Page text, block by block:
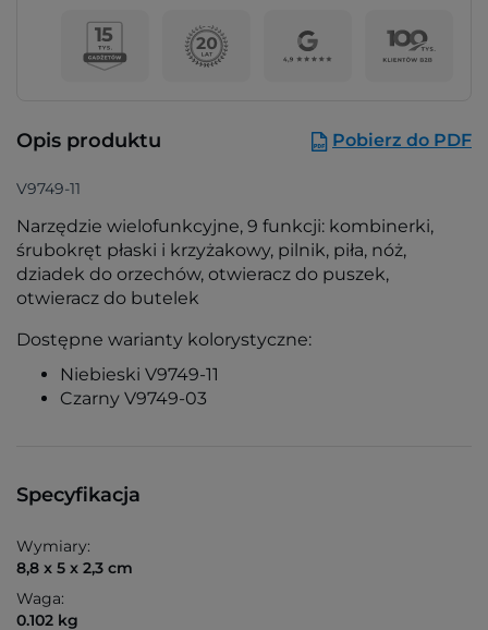
Opis produktu Pobierz do PDF
V9749-11
Narzędzie wielofunkcyjne, 9 funkcji: kombinerki,
śrubokręt płaski i krzyżakowy, pilnik, piła, nóż,
dziadek do orzechów, otwieracz do puszek,
otwieracz do butelek
Dostępne warianty kolorystyczne:
Niebieski V9749-11
Czarny V9749-03
Specyfikacja
Wymiary:
8,8 x 5 x 2,3 cm
Waga:
0.102 kg